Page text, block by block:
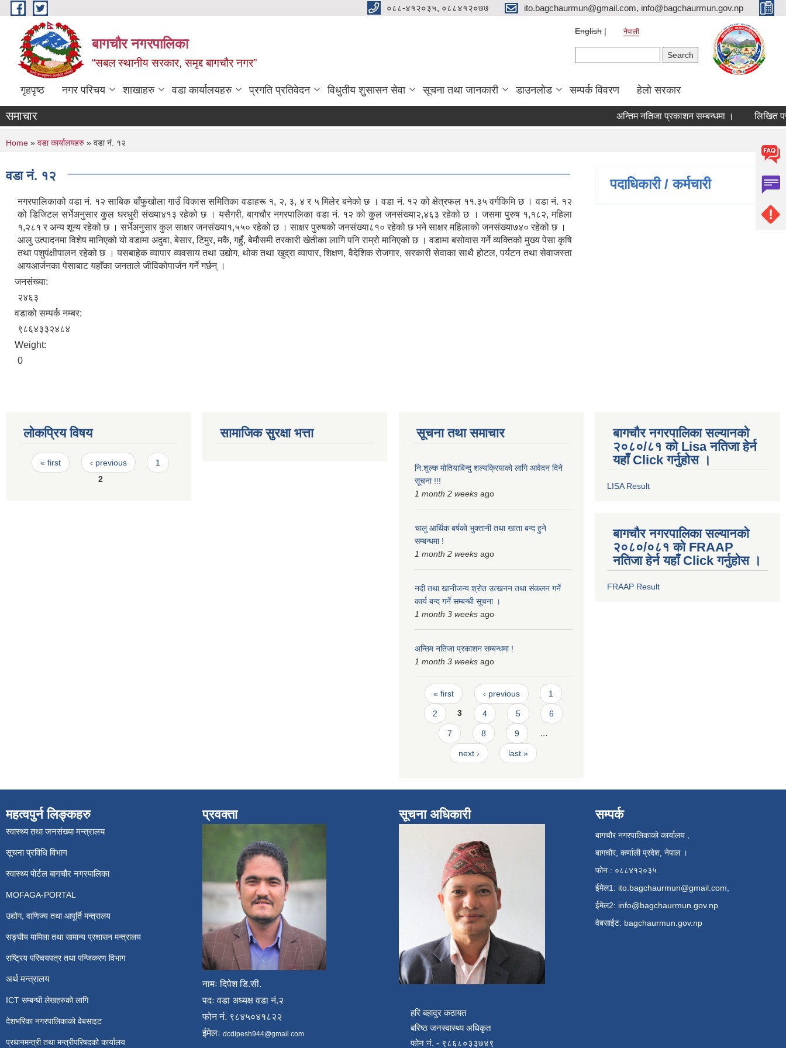
Skip to main content ०८८-४१२०३५, ०८८४१२०७७ ito.bagchaurmun@gmail.com, info@bagchaurmun.gov.np
बागचौर नगरपालिका
“सबल स्थानीय सरकार, समृद्द बागचौर नगर”
English नेपाली
गृहपृष्ठ नगर परिचय शाखाहरु वडा ‍कार्यालयहरु प्रगति प्रतिवेदन विधुतीय शुसासन सेवा सूचना तथा जानकारी डाउनलोड सम्पर्क विवरण हेलो सरकार
समाचार अन्तिम नतिजा प्रकाशन सम्बन्धमा । लिखित
You are here
Home » वडा ‍कार्यालयहरु » वडा नं. १२
वडा नं. १२
नगरपालिकाको वडा नं. १२ साबिक बाँफुखोला गाउँ विकास समितिका वडाहरू १, २, ३, ४ र ५ मिलेर बनेको छ । वडा नं. १२ को क्षेत्रफल ११.३५ वर्गकिमि छ । वडा नं. १२
को डिजिटल सर्भेअनुसार कुल घरधुरी संख्या४१३ रहेको छ । यसैगरी, बागचौर नगरपालिका वडा नं. १२ को कुल जनसंख्या२,४६३ रहेको छ । जसमा पुरुष १,१८२, महिला
१,२८१ र अन्य शून्य रहेको छ । सर्भेअनुसार कुल साक्षर जनसंख्या१,५५० रहेको छ । साक्षर पुरुषको जनसंख्या८१० रहेको छ भने साक्षर महिलाको जनसंख्या७४० रहेको छ ।
आलु उत्पादनमा विशेष मानिएको यो वडामा अदुवा, बेसार, टिमुर, मकै, गहुँ, बेमौसमी तरकारी खेतीका लागि पनि राम्रो मानिएको छ । वडामा बसोवास गर्ने व्यक्तिको मुख्य पेसा कृषि
तथा पशुपंक्षीपालन रहेको छ । यसबाहेक व्यापार व्यवसाय तथा उद्योग, थोक तथा खुद्रा व्यापार, शिक्षण, वैदेशिक रोजगार, सरकारी सेवाका साथै होटल, पर्यटन तथा सेवाजस्ता
आयआर्जनका पेसाबाट यहाँका जनताले जीविकोपार्जन गर्ने गर्छन् ।
जनसंख्या:
२४६३
वडाको सम्पर्क नम्बर:
९८६४३३२४८४
Weight:
0
पदाधिकारी / कर्मचारी
लोकप्रिय विषय
Pages
« first ‹ previous
1
2
सामाजिक सुरक्षा भत्ता सूचना तथा समाचार
नि:शुल्क मोतियाबिन्दु शल्यक्रियाको लागि आवेदन दिने
सूचना !!!
1 month 2 weeks ago
चालु आर्थिक बर्षको भुक्तानी तथा खाता बन्द हुने
सम्बन्धमा !
1 month 2 weeks ago
नदी तथा खानीजन्य श्रोत उत्खनन तथा संकलन गर्ने
कार्य बन्द गर्ने सम्बन्धी सूचना ।
1 month 3 weeks ago
अन्तिम नतिजा प्रकाशन सम्बन्धमा !
1 month 3 weeks ago
Pages
« first ‹ previous 1
2 3 4 5 6
7 8 9 …
next › last »
बागचौर नगरपालिका सल्यानको
२०८०/८१ को Lisa नतिजा हेर्न
यहाँ Click गर्नुहोस ।
LISA Result
बागचौर नगरपालिका सल्यानको
२०८०/०८१ को FRAAP
नतिजा हेर्न यहाँ Click गर्नुहोस ।
FRAAP Result
महत्वपुर्न लिङ्कहरु
स्वास्थ्य तथा जनसंख्या मन्त्रालय
सूचना प्रविधि विभाग
स्वास्थ्य पोर्टल बागचौर नगरपालिका
MOFAGA-PORTAL
उद्योग, वाणिज्य तथा आपूर्ति मन्त्रालय
सङ्घीय मामिला तथा सामान्य प्रशासन मन्त्रालय
राष्ट्रिय परिचयपत्र तथा पन्जिकरण विभाग
अर्थ मन्त्रालय
ICT सम्बन्धी लेखहरुको लागि
देशभरिका नगरपालिकाको वेबसाइट
प्रधानमन्त्री तथा मन्त्रीपरिषदको कार्यालय
प्रवक्ता
नामः दिपेश डि.सी.
पदः वडा अध्यक्ष वडा नं.२
फोन नं. ९८४५०४१८२२
ईमेलः dcdipesh944@gmail.com
सूचना अधिकारी
हरि बहादुर कठायत
बरिष्ठ जनस्वास्थ्य अधिकृत
फोन नं. - ९८६८०३३७४९
सम्पर्क
बागचौर नगरपालिकाको कार्यालय ,
बागचौर, कर्णाली प्रदेश, नेपाल ।
फोन : ०८८४१२०३५
ईमेल1: ito.bagchaurmun@gmail.com
ईमेल2: info@bagchaurmun.gov.np
वे‍बसाईट: bagchaurmun.gov.np